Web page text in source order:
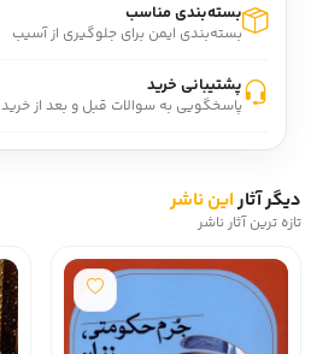
بسته‌بندی مناسب
بسته‌بندی ایمن برای جلوگیری از آسیب
پشتیبانی خرید
پاسخگویی به سوالات قبل و بعد از خرید
دیگر آثاراین ناشر
تازه ترین آثار ناشر